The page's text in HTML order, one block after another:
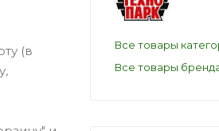
(в
Все товары
Все товары